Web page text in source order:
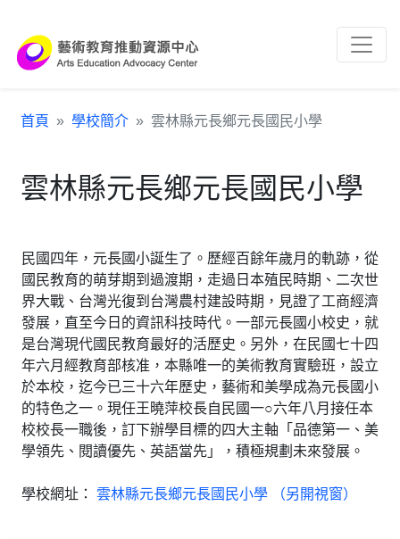
首頁 學校簡介 雲林縣元長鄉元長國民小學
雲林縣元長鄉元長國民小學
民國四年，元長國小誕生了。歷經百餘年歲月的軌跡，從
國民教育的萌芽期到過渡期，走過日本殖民時期、二次世
界大戰、台灣光復到台灣農村建設時期，見證了工商經濟
發展，直至今日的資訊科技時代。一部元長國小校史，就
是台灣現代國民教育最好的活歷史。另外，在民國七十四
年六月經教育部核准，本縣唯一的美術教育實驗班，設立
於本校，迄今已三十六年歷史，藝術和美學成為元長國小
的特色之一。現任王曉萍校長自民國一○六年八月接任本
校校長一職後，訂下辦學目標的四大主軸「品德第一、美
學領先、閱讀優先、英語當先」，積極規劃未來發展。
學校網址： 雲林縣元長鄉元長國民小學 （另開視窗）